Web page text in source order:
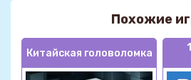
Похожие
Китайская головоломка